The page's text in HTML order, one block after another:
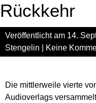
Rückkehr
Veröffentlicht am 14.
Stengelin
Keine
Die mittlerweile vierte
Audioverlags